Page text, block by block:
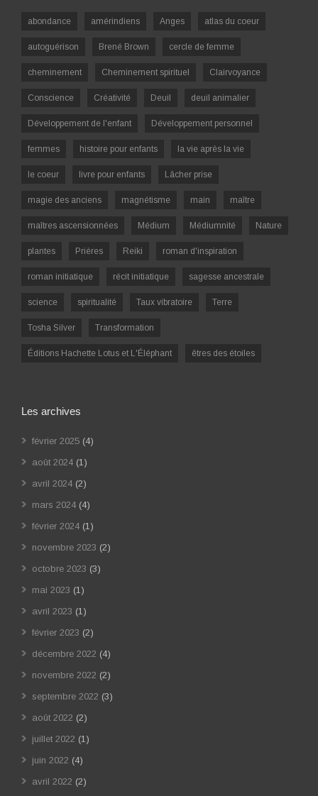
abondance amérindiens Anges atlas du coeur
autoguérison Brené Brown cercle de femme
cheminement Cheminement spirituel Clairvoyance
Conscience Créativité Deuil deuil animalier
Développement de l'enfant Développement personnel
femmes histoire pour enfants la vie après la vie
le coeur livre pour enfants Lâcher prise
magie des anciens magnétisme main maître
maîtres ascensionnées Médium Médiumnité Nature
plantes Prières Reiki roman d'inspiration
roman initiatique récit initiatique sagesse ancestrale
science spiritualité Taux vibratoire Terre
Tosha Silver Transformation
Éditions Hachette Lotus et L'Éléphant êtres des étoiles
Les archives
février 2025 (4)
août 2024 (1)
avril 2024 (2)
mars 2024 (4)
février 2024 (1)
novembre 2023 (2)
octobre 2023 (3)
mai 2023 (1)
avril 2023 (1)
février 2023 (2)
décembre 2022 (4)
novembre 2022 (2)
septembre 2022 (3)
août 2022 (2)
juillet 2022 (1)
juin 2022 (4)
avril 2022 (2)